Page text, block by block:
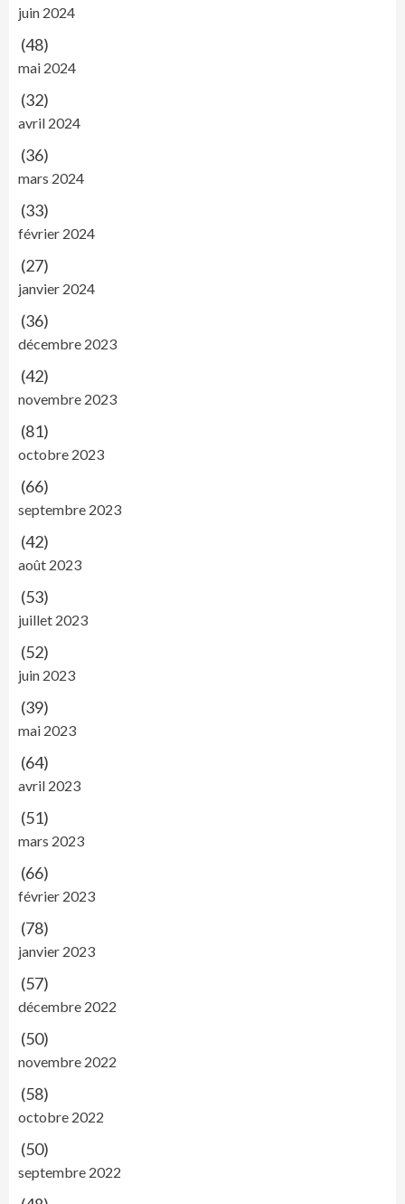
juin 2024
(48)
mai 2024
(32)
avril 2024
(36)
mars 2024
(33)
février 2024
(27)
janvier 2024
(36)
décembre 2023
(42)
novembre 2023
(81)
octobre 2023
(66)
septembre 2023
(42)
août 2023
(53)
juillet 2023
(52)
juin 2023
(39)
mai 2023
(64)
avril 2023
(51)
mars 2023
(66)
février 2023
(78)
janvier 2023
(57)
décembre 2022
(50)
novembre 2022
(58)
octobre 2022
(50)
septembre 2022